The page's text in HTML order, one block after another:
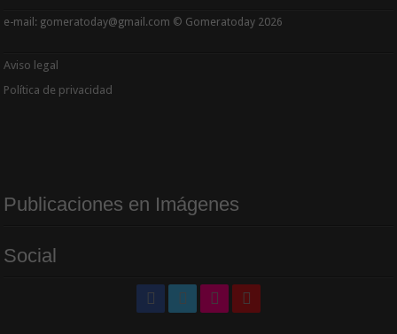
e-mail: gomeratoday@gmail.com © Gomeratoday 2026
Aviso legal
Política de privacidad
Publicaciones en Imágenes
Social